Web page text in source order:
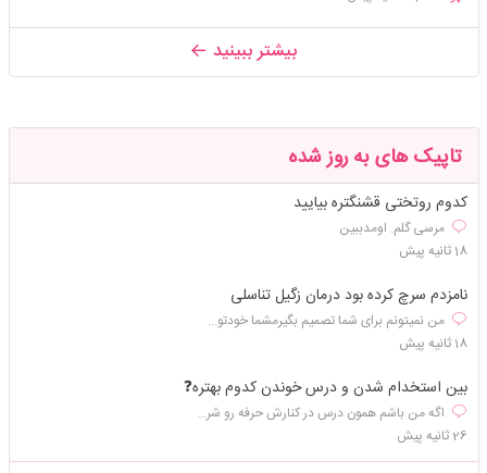
بیشتر ببینید
تاپیک های به روز شده
کدوم روتختی قشنگتره بیایید
مرسی گلم. اومدببین
18 ثانیه پیش
نامزدم سرچ کرده بود درمان زگیل تناسلی
من نمیتونم برای شما تصمیم بگیرمشما خودتو...
18 ثانیه پیش
بین استخدام شدن و درس خوندن کدوم بهتره❓️
اگه من باشم همون درس در کنارش حرفه رو شر...
26 ثانیه پیش